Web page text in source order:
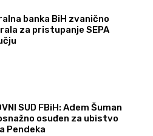
banka BiH zvanično
za pristupanje SEPA
SUD FBiH: Adem Šuman
osuđen za ubistvo
Pendeka